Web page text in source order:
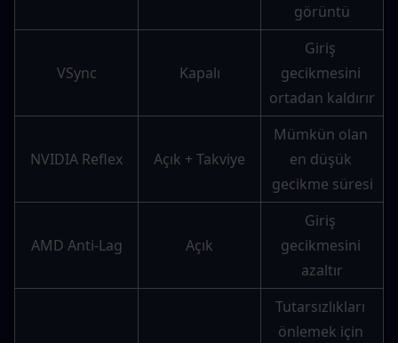
görüntü
VSync Kapalı
Giriş
gecikmesini
ortadan kaldırır
NVIDIA Reflex Açık + Takviye
Mümkün olan
en düşük
gecikme süresi
AMD Anti-Lag Açık
Giriş
gecikmesini
azaltır
Tutarsızlıkları
önlemek için